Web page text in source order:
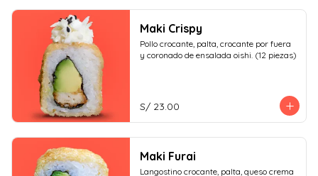
Maki Crispy
Pollo crocante, palta, crocante por fuera
y coronado de ensalada oishi. (12 piezas)
S/ 23.00
Maki Furai
Langostino crocante, palta, queso crema